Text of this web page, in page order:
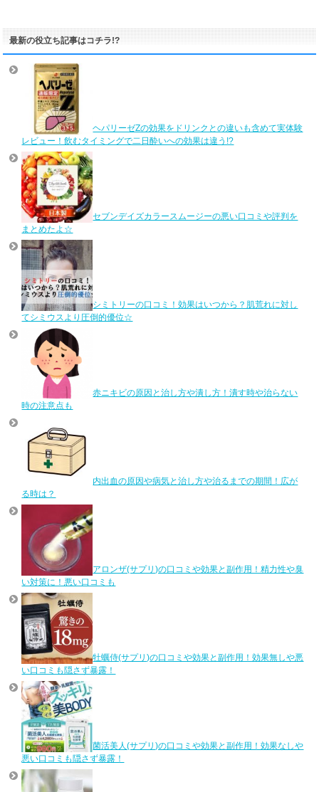
最新の役立ち記事はコチラ!?
ヘパリーゼZの効果をドリンクとの違いも含めて実体験
レビュー！飲むタイミングで二日酔いへの効果は違う!?
セブンデイズカラースムージーの悪い口コミや評判を
まとめたよ☆
シミトリーの口コミ！効果はいつから？肌荒れに対し
てシミウスより圧倒的優位☆
赤ニキビの原因と治し方や潰し方！潰す時や治らない
時の注意点も
内出血の原因や病気と治し方や治るまでの期間！広が
る時は？
アロンザ(サプリ)の口コミや効果と副作用！精力性や臭
い対策に！悪い口コミも
牡蠣侍(サプリ)の口コミや効果と副作用！効果無しや悪
い口コミも隠さず暴露！
菌活美人(サプリ)の口コミや効果と副作用！効果なしや
悪い口コミも隠さず暴露！